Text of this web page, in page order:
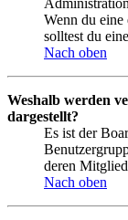
Wenn du eine
solltest du
Nach oben
Weshalb werden
dargestellt?
Es ist der
deren
Nach oben